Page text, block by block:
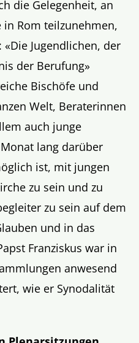
die Gelegenheit, an
Rom teilzunehmen,
Jugendlichen, der
der Berufung»
Bischöfe und
Welt, Beraterinnen
auch junge
lang darüber
ist, mit jungen
zu sein und zu
zu sein auf dem
und in das
Franziskus war in
anwesend
wie er Synodalität